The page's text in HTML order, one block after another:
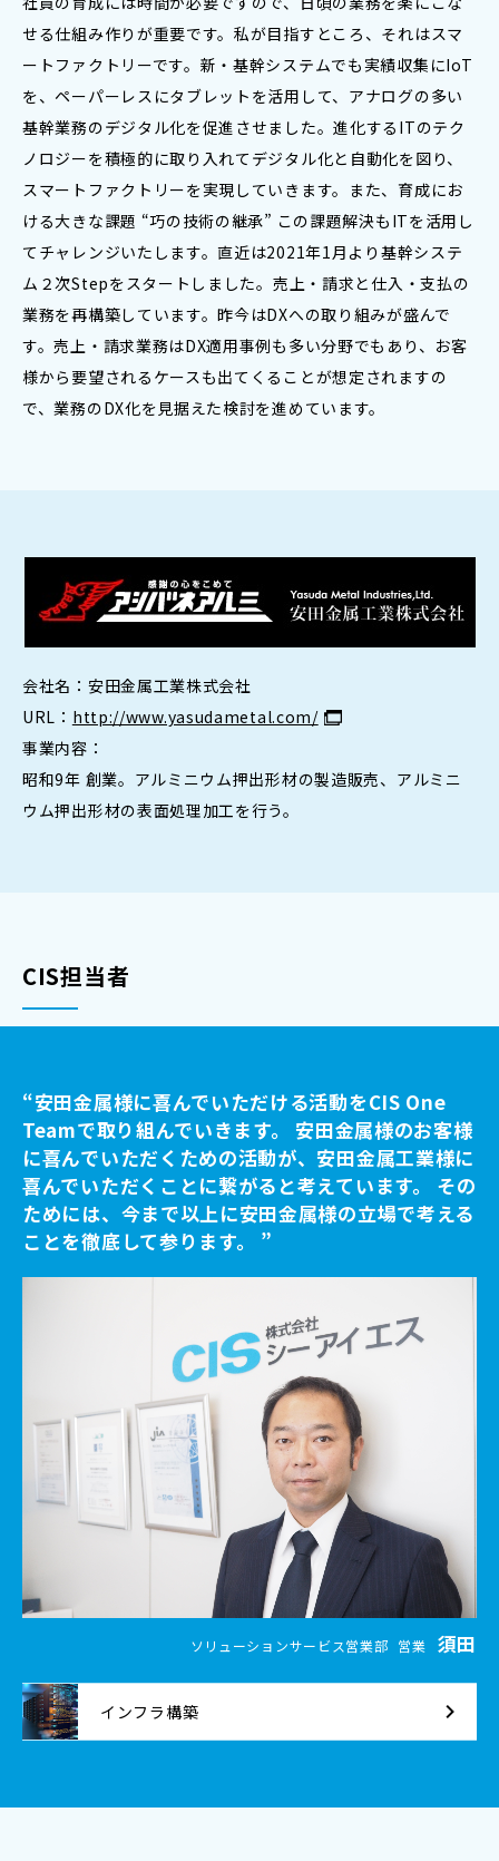
せる仕組み作りが重要です。私が目指すところ、それはスマ
ートファクトリーです。新・基幹システムでも実績収集にIoT
を、ペーパーレスにタブレットを活用して、アナログの多い
基幹業務のデジタル化を促進させました。進化するITのテク
ノロジーを積極的に取り入れてデジタル化と自動化を図り、
スマートファクトリーを実現していきます。また、育成にお
ける大きな課題 “巧の技術の継承” この課題解決もITを活用し
てチャレンジいたします。直近は2021年1月より基幹システ
ム２次Stepをスタートしました。売上・請求と仕入・支払の
業務を再構築しています。昨今はDXへの取り組みが盛んで
す。売上・請求業務はDX適用事例も多い分野でもあり、お客
様から要望されるケースも出てくることが想定されますの
で、業務のDX化を見据えた検討を進めています。
会社名：安田金属工業株式会社
URL： http://www.yasudametal.com/
事業内容：
昭和9年 創業。アルミニウム押出形材の製造販売、アルミニ
ウム押出形材の表面処理加工を行う。
CIS担当者
“安田金属様に喜んでいただける活動をCIS One
Teamで取り組んでいきます。 安田金属様のお客様
に喜んでいただくための活動が、安田金属工業様に
喜んでいただくことに繋がると考えています。 その
ためには、今まで以上に安田金属様の立場で考える
ことを徹底して参ります。 ”
ソリューションサービス営業部 営業 須田
インフラ構築